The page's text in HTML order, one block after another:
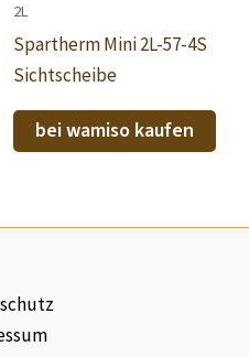
2L
Spartherm Mini 2L-57-4S
Sichtscheibe
bei wamiso kaufen